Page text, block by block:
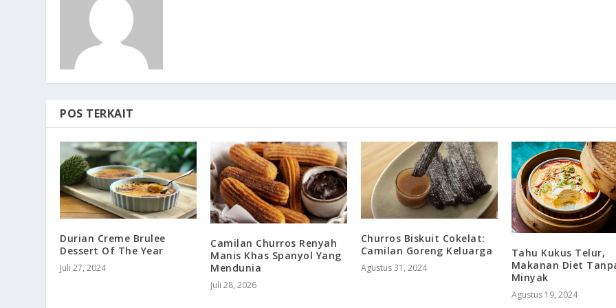
POS TERKAIT
Durian Creme Brulee
Dessert Of The Year
Juli 27, 2024
Camilan Churros Renyah
Manis Khas Spanyol Yang
Mendunia
Juli 28, 2026
Churros Biskuit Cokelat:
Camilan Goreng Keluarga
Agustus 31, 2024
Tahu Kukus Telur,
Makanan Diet
Minyak
Agustus 19, 2024